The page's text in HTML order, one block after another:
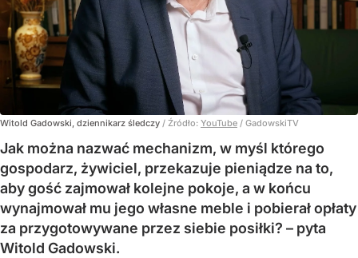
Witold Gadowski, dziennikarz śledczy / Źródło: YouTube / GadowskiTV
Jak można nazwać mechanizm, w myśl którego
gospodarz, żywiciel, przekazuje pieniądze na to,
aby gość zajmował kolejne pokoje, a w końcu
wynajmował mu jego własne meble i pobierał opłaty
za przygotowywane przez siebie posiłki? – pyta
Witold Gadowski.